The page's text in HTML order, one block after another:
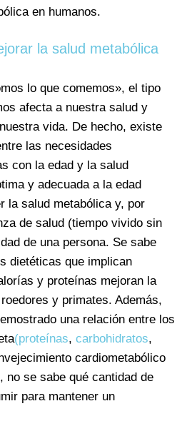
en humanos.
la salud metabólica
lo que comemos», el tipo
afecta a nuestra salud y
vida. De hecho, existe
las necesidades
con la edad y la salud
y adecuada a la edad
la salud metabólica y, por
de salud (tiempo vivido sin
de una persona. Se sabe
dietéticas que implican
y proteínas mejoran la
y primates. Además,
una relación entre los
(proteínas, carbohidratos,
cardiometabólico
no se sabe qué cantidad de
para mantener un